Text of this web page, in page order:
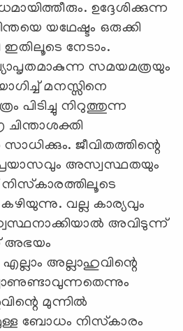
ഉദ്ദേശിക്കുന്ന
യഥേഷ്ടം ഒരുക്കി
ഇതിലൂടെ നേടാം.
സമയമത്രയും
മനസ്സിനെ
പിടിച്ചു നിറുത്തുന്ന
ജീവിതത്തിന്റെ
അസ്വസ്ഥതയും
വല്ല കാര്യവും
അവിടുന്ന്
അഭയം
എല്ലാം അല്ലാഹുവിന്റെ
മുന്നില്‍
ബോധം നിസ്‌കാരം